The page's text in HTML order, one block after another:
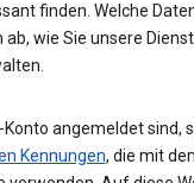
finden. Welche
wie Sie unsere
angemeldet sind,
Kennungen, die mit